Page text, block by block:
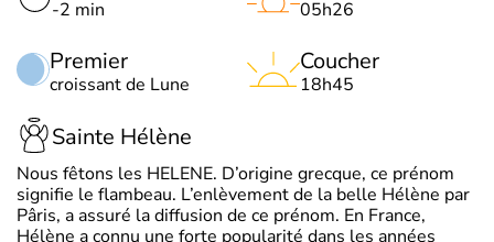
-2 min
Premier
croissant de Lune
05h26
Coucher
18h45
Sainte Hélène
Nous fêtons les HELENE. D’origine grecque, ce prénom
signifie le flambeau. L’enlèvement de la belle Hélène par
Pâris, a assuré la diffusion de ce prénom. En France,
Hélène a connu une forte popularité dans les années